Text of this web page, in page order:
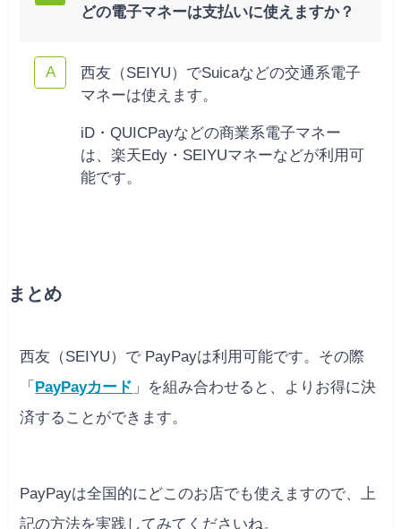
どの電子マネーは支払いに使えますか？
西友（SEIYU）でSuicaなどの交通系電子
マネーは使えます。
iD・QUICPayなどの商業系電子マネー
は、楽天Edy・ SEIYUマネーなどが利用可
能です。
まとめ
西友（SEIYU）で PayPayは利用可能です。その際
「 PayPayカード 」を組み合わせると、よりお得に決
済することができます。
PayPayは全国的にどこのお店でも使えますので、上
記の方法を実践してみてくださいね。